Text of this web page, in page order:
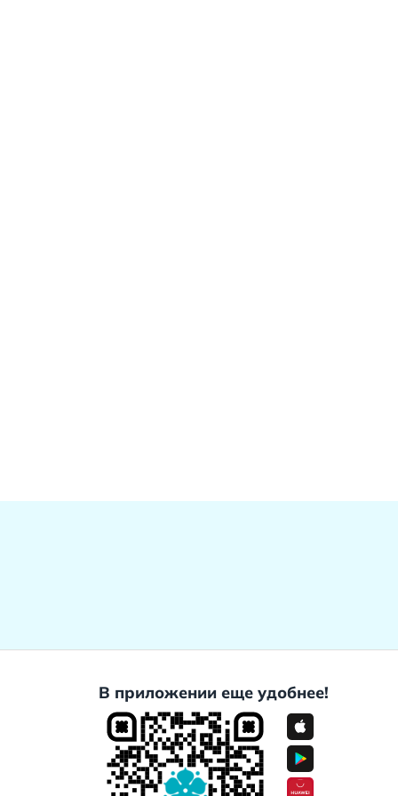
В приложении еще удобнее!